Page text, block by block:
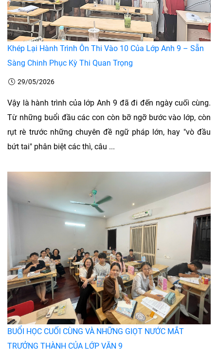
Khép Lại Hành Trình Ôn Thi Vào 10 Của Lớp Anh 9 – Sẵn
Sàng Chinh Phục Kỳ Thi Quan Trọng
29/05/2026
Vậy là hành trình của lớp Anh 9 đã đi đến ngày cuối cùng.
Từ những buổi đầu các con còn bỡ ngỡ bước vào lớp, còn
rụt rè trước những chuyên đề ngữ pháp lớn, hay "vò đầu
bứt tai" phân biệt các thì, câu ...
BUỔI HỌC CUỐI CÙNG VÀ NHỮNG GIỌT NƯỚC MẮT
TRƯỞNG THÀNH CỦA LỚP VĂN 9